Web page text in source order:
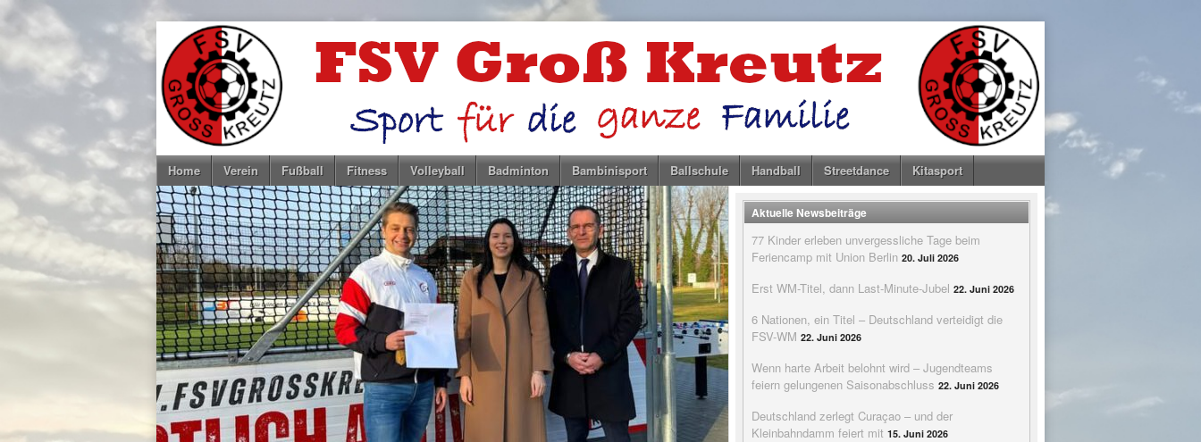
Home Verein Fußball Fitness Volleyball Badminton Bambinisport Ballschule Handball Streetdance Kitasport
Aktuelle Newsbeiträge
77 Kinder erleben unvergessliche Tage beim
Feriencamp mit Union Berlin 20. Juli 2026
Erst WM-Titel, dann Last-Minute-Jubel 22. Juni 2026
6 Nationen, ein Titel – Deutschland verteidigt die
FSV-WM 22. Juni 2026
Wenn harte Arbeit belohnt wird – Jugendteams
feiern gelungenen Saisonabschluss 22. Juni 2026
Deutschland zerlegt Curaçao – und der
Kleinbahndamm feiert mit 15. Juni 2026